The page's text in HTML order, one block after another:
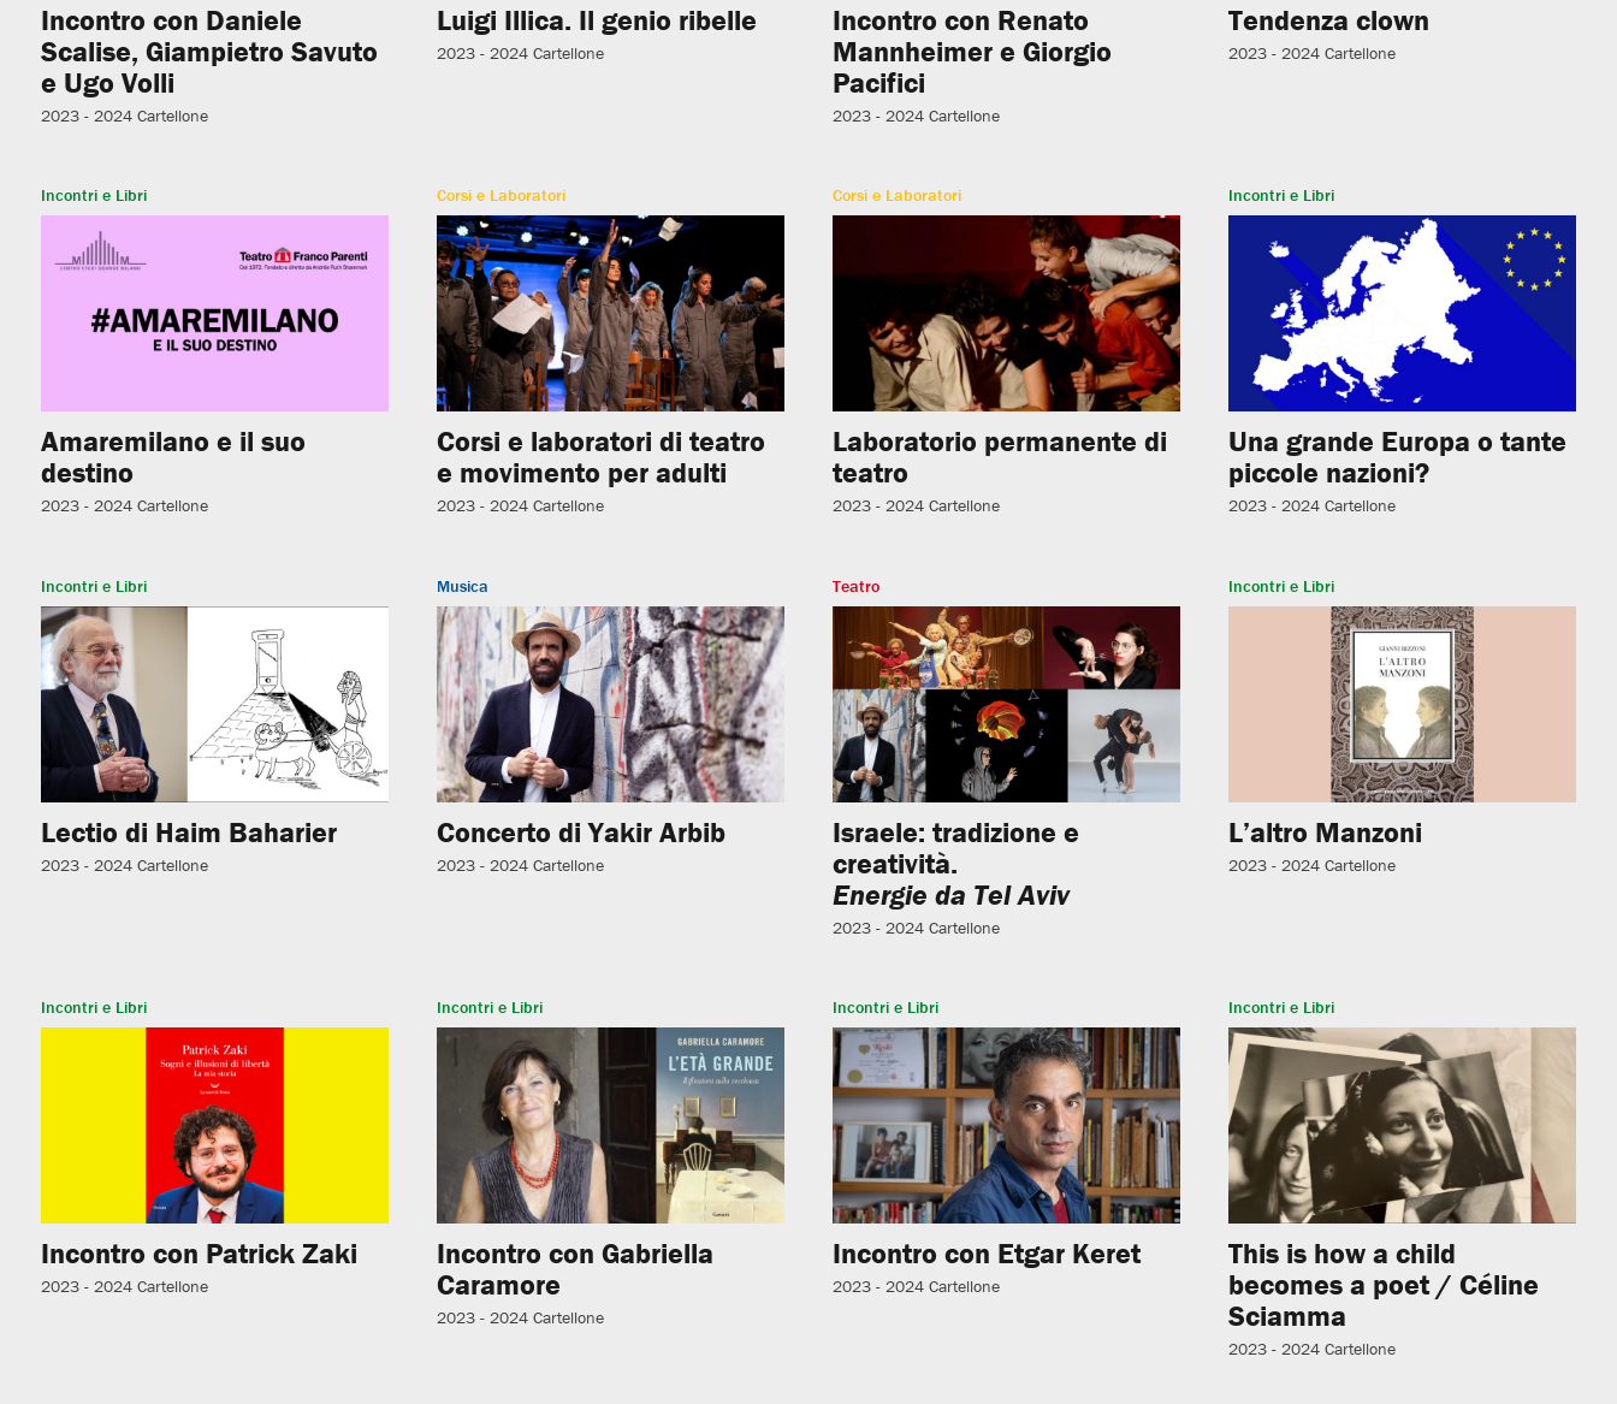
Incontro con Daniele
Scalise, Giampietro Savuto
e Ugo Volli
2023 - 2024 Cartellone
Luigi Illica. Il genio ribelle
2023 - 2024 Cartellone
Incontro con Renato
Mannheimer e Giorgio
Pacifici
2023 - 2024 Cartellone
Tendenza clown
2023 - 2024 Cartellone
Incontri e Libri
Amaremilano e il suo
destino
2023 - 2024 Cartellone
Corsi e Laboratori
Corsi e laboratori di teatro
e movimento per adulti
2023 - 2024 Cartellone
Corsi e Laboratori
Laboratorio permanente di
teatro
2023 - 2024 Cartellone
Incontri e Libri
Una grande Europa o tante
piccole nazioni?
2023 - 2024 Cartellone
Incontri e Libri
Lectio di Haim Baharier
2023 - 2024 Cartellone
Musica
Concerto di Yakir Arbib
2023 - 2024 Cartellone
Teatro
Israele: tradizione e
creatività.
Energie da Tel Aviv
2023 - 2024 Cartellone
Incontri e Libri
L’altro Manzoni
2023 - 2024 Cartellone
Incontri e Libri
Incontro con Patrick Zaki
2023 - 2024 Cartellone
Incontri e Libri
Incontro con Gabriella
Caramore
2023 - 2024 Cartellone
Incontri e Libri
Incontro con Etgar Keret
2023 - 2024 Cartellone
Incontri e Libri
This is how a child
becomes a poet / Céline
Sciamma
2023 - 2024 Cartellone